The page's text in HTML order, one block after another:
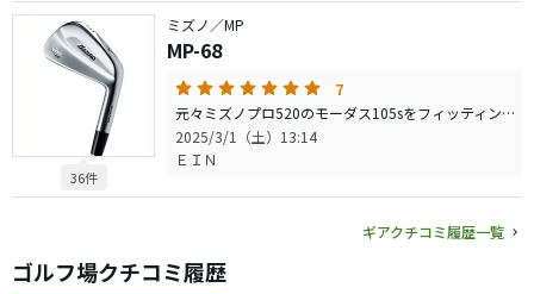
36件
ミズノ／MP
MP-68
7
元々ミズノプロ520のモーダス105sをフィッティングして使用していました。 昔からマッスルは飛ばない、難しい等意見がありますが、打ち方、ロフト通りの球が出るだけで逆に優しめのクラブより簡単に感じました。 520と比較すると、ロフト分数ヤード飛ばなくなりましたが、逆に球が上がりスピンも掛かるのでグリーンに止まりやすくマネージメントしやすくなりました。 このモデルだけではなく、自分が惚れたマッスルバックを一度は触れてみる事をお勧めします
2025/3/1（土）13:14
ＥＩＮ
ギアクチコミ履歴一覧
ゴルフ場クチコミ履歴